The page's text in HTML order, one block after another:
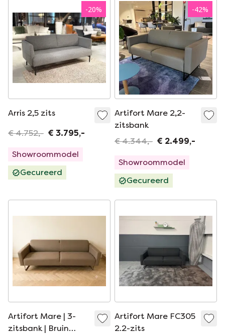
-20%
Arris 2,5 zits
€ 4.752,- € 3.795,-
Showroommodel
Gecureerd
-42%
Artifort Mare 2,2-
zitsbank
€ 4.344,- € 2.499,-
Showroommodel
Gecureerd
Artifort Mare | 3-
zitsbank | Bruin
Artifort Mare FC305
2.2-zits